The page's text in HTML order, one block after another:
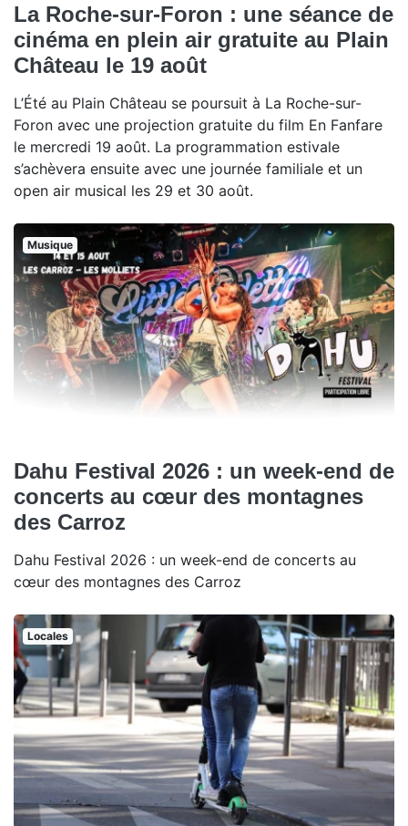
La Roche-sur-Foron : une séance de
cinéma en plein air gratuite au Plain
Château le 19 août
L’Été au Plain Château se poursuit à La Roche-sur-
Foron avec une projection gratuite du film En Fanfare
le mercredi 19 août. La programmation estivale
s’achèvera ensuite avec une journée familiale et un
open air musical les 29 et 30 août.
Musique
Dahu Festival 2026 : un week-end de
concerts au cœur des montagnes
des Carroz
Dahu Festival 2026 : un week-end de concerts au
cœur des montagnes des Carroz
Locales